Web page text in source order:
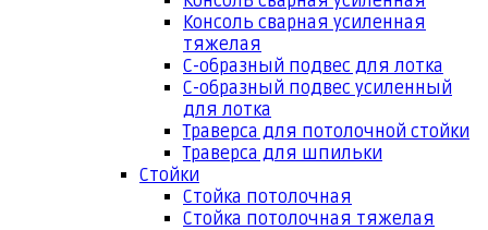
Консоль сварная усиленная
тяжелая
С-образный подвес для лотка
С-образный подвес усиленный
для лотка
Траверса для потолочной стойки
Траверса для шпильки
Стойки
Стойка потолочная
Стойка потолочная тяжелая